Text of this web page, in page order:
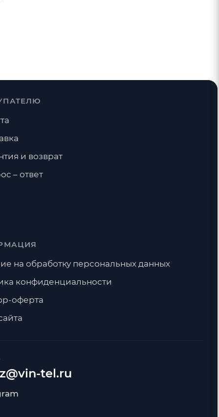
tel.ru
и возврат
– ответ
на обработку персональных данных
конфиденциальности
оферта